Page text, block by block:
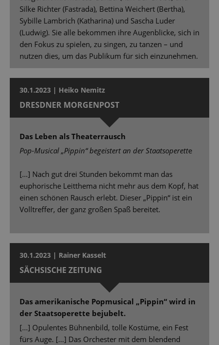
Silke Richter (Fastrada), Bettina Weichert (Bertha),
Sybille Lambrich (Katharina) und Sascha Luder
(Ludwig). Sie alle bekommen ihre Augenblicke, sich in
den Fokus zu spielen, zu singen, zu tanzen – und
nutzen dies, um das Publikum für sich einzunehmen.
30.1.2023 | Heiko Nemitz
DRESDNER MORGENPOST
Das Leben als Theaterrausch
Pop-Musical „Pippin“ begeistert an der Staatsoperette
[…] Nach gut drei Stunden bekommt man das
euphorische Leitthema nicht mehr aus dem Kopf, hat
einen schönen Rausch erlebt. Dieser „Pippin“ ist ein
Volltreffer, der ganz großen Spaß bereitet.
30.1.2023 | Rainer Kasselt
SÄCHSISCHE ZEITUNG
Das amerikanische Popmusical „Pippin“ wird in
der Staatsoperette bejubelt.
[...] Opulentes Bühnenbild, tolle Kostüme, ein Fest
fürs Auge. [...] Das Orchester mit dem blendend